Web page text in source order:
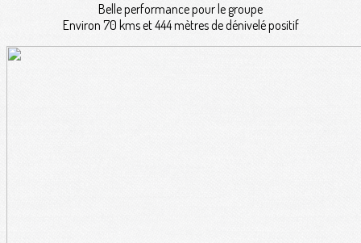
Belle performance pour le groupe
Environ 70 kms et 444 mètres de dénivelé positif